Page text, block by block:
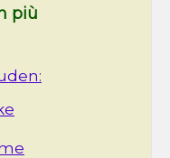
più